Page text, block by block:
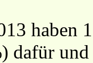
haben
dafür